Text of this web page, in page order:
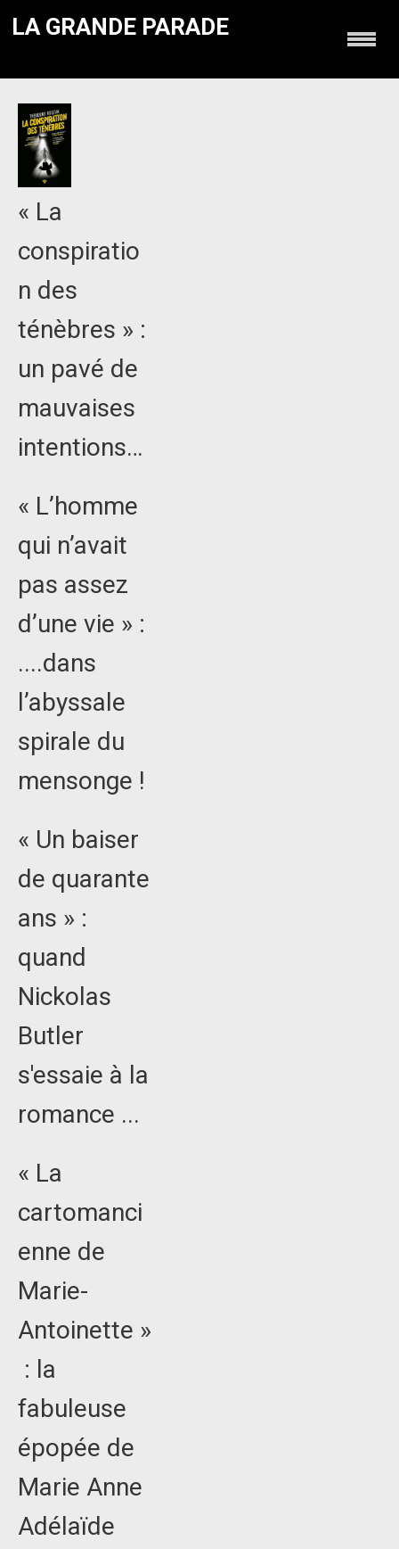
LA GRANDE PARADE
« La
conspiratio
n des
ténèbres » :
un pavé de
mauvaises
intentions…
« L’homme
qui n’avait
pas assez
d’une vie » :
....dans
l’abyssale
spirale du
mensonge !
« Un baiser
de quarante
ans » :
quand
Nickolas
Butler
s'essaie à la
romance ...
« La
cartomanci
enne de
Marie-
Antoinette »
: la
fabuleuse
épopée de
Marie Anne
Adélaïde